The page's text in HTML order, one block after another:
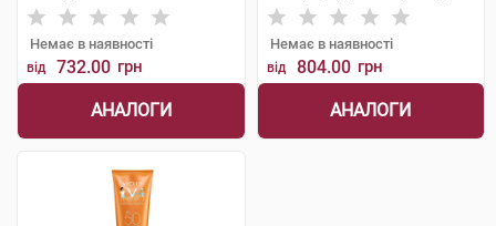
Немає в наявності
від 732.00 грн
АНАЛОГИ
Познань
Немає в наявності
від 804.00 грн
АНАЛОГИ